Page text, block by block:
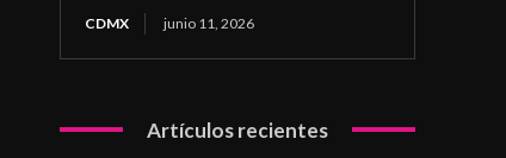
CDMX junio 11, 2026
Artículos recientes